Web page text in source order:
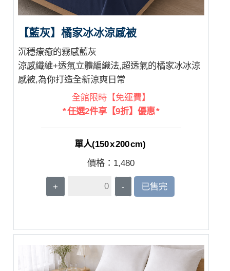
【藍灰】橘家冰冰涼感被
沉穩療癒的霧感藍灰
涼感纖維+透氣立體編織法,超透氣的橘家冰冰涼
感被,為你打造全新涼爽日常
全館限時【免運費】
* 任選2件享【9折】優惠 *
單人(150 x 200 cm)
價格： 1,480
+ - 已售完